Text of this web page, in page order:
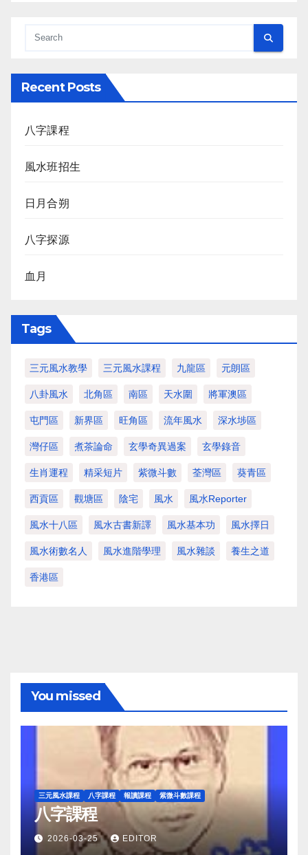
Recent Posts
八字課程
風水班招生
日月合朔
八字探源
血月
Tags
三元風水教學 三元風水課程 九龍區 元朗區
八卦風水 北角區 南區 天水圍 將軍澳區
屯門區 新界區 旺角區 流年風水 深水埗區
灣仔區 煮茶論命 玄學奇異過案 玄學錄音
生肖運程 精采短片 紫微斗數 荃灣區 葵青區
西貢區 觀塘區 陰宅 風水 風水Reporter
風水十八區 風水古書新譯 風水基本功 風水擇日
風水術數名人 風水進階學理 風水雜談 養生之道
香港區
You missed
三元風水課程 八字課程 報讀課程 紫微斗數課程
八字課程
2026-03-25 EDITOR